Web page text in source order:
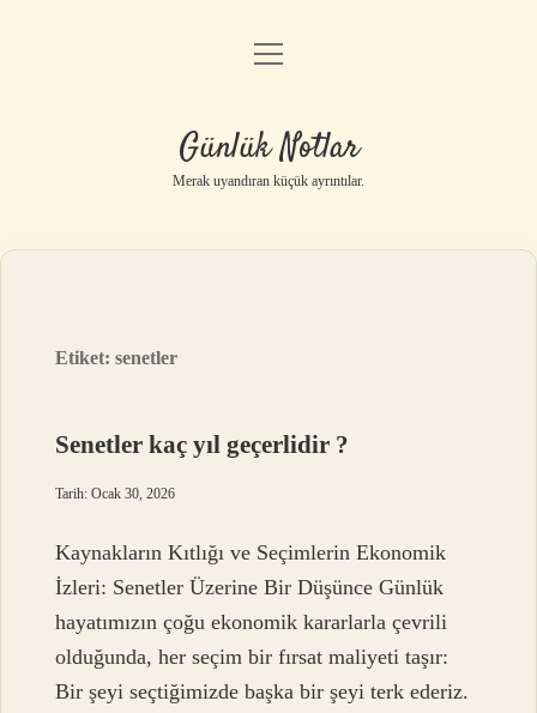
Anasayfa
Yasal Uyarı
menüyü
Günlük Notlar
Merak uyandıran küçük ayrıntılar.
Etiket:senetler
Senetler kaç yıl geçerlidir ?
Tarih: Ocak 30, 2026
Kaynakların Kıtlığı ve Seçimlerin Ekonomik
İzleri: Senetler Üzerine Bir Düşünce Günlük
hayatımızın çoğu ekonomik kararlarla çevrili
olduğunda, her seçim bir fırsat maliyeti taşır:
Bir şeyi seçtiğimizde başka bir şeyi terk ederiz.